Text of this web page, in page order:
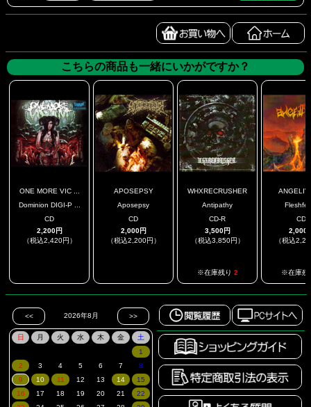
こちらの商品も一緒にいかがですか？
ONE MORE VIC ...
Dominion DIGI-P ...
CD
2,200円
（税込2,420円）
APOSEPSY
Aposepsy
CD
2,000円
（税込2,200円）
WHXRECRUSHER
Antipathy
CD-R
3,500円
（税込3,850円）
※在庫残り 2
CD
2,000
（税込
※在庫残